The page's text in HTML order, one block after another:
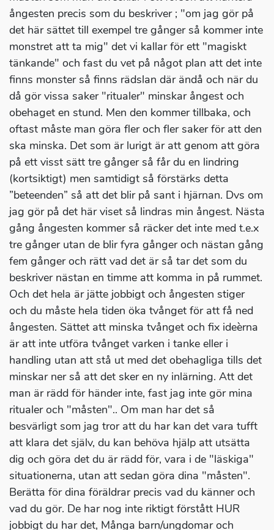
ångesten precis som du beskriver ; "om jag gör på
det här sättet till exempel tre gånger så kommer inte
monstret att ta mig" det vi kallar för ett "magiskt
tänkande" och fast du vet på något plan att det inte
finns monster så finns rädslan där ändå och när du
då gör vissa saker "ritualer" minskar ångest och
obehaget en stund. Men den kommer tillbaka, och
oftast måste man göra fler och fler saker för att den
ska minska. Det som är lurigt är att genom att göra
på ett visst sätt tre gånger så får du en lindring
(kortsiktigt) men samtidigt så förstärks detta
”beteenden” så att det blir på sant i hjärnan. Dvs om
jag gör på det här viset så lindras min ångest. Nästa
gång ångesten kommer så räcker det inte med t.e.x
tre gånger utan de blir fyra gånger och nästan gång
fem gånger och rätt vad det är så tar det som du
beskriver nästan en timme att komma in på rummet.
Och det hela är jätte jobbigt och ångesten stiger
och du måste hela tiden öka tvånget för att få ned
ångesten. Sättet att minska tvånget och fix ideèrna
är att inte utföra tvånget varken i tanke eller i
handling utan att stå ut med det obehagliga tills det
minskar ner så att det sker en ny inlärning. Att det
man är rädd för händer inte, fast jag inte gör mina
ritualer och "måsten".. Om man har det så
besvärligt som jag tror att du har kan det vara tufft
att klara det själv, du kan behöva hjälp att utsätta
dig och göra det du är rädd för, vara i de "läskiga"
situationerna, utan att sedan göra dina "måsten".
Berätta för dina föräldrar precis vad du känner och
vad du gör. De har nog inte riktigt förstått HUR
jobbigt du har det, Många barn/ungdomar och